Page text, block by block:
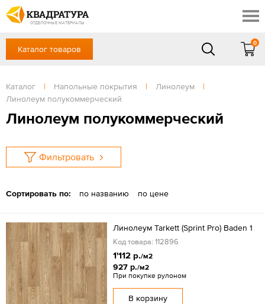
ОТДЕЛОЧНЫЕ МАТЕРИАЛЫ
Скидки
Акции
Готовые решения
Доставка и оплата
Отзывы
+7 (8652) 20-54-77
Сб, Вс — выходной
ЗАКАЗАТЬ ЗВОНОК
Вход / Регистрация
Каталог товаров
0
Каталог | Напольные покрытия | Линолеум
|
Линолеум полукоммерческий
Линолеум полукоммерческий
Фильтровать
Сортировать по: по названию по цене
Линолеум Tarkett (Sprint Pro) Baden 1
Код товара: 112896
1'112 р./м2
927 р./м2
При покупке рулоном
В корзину